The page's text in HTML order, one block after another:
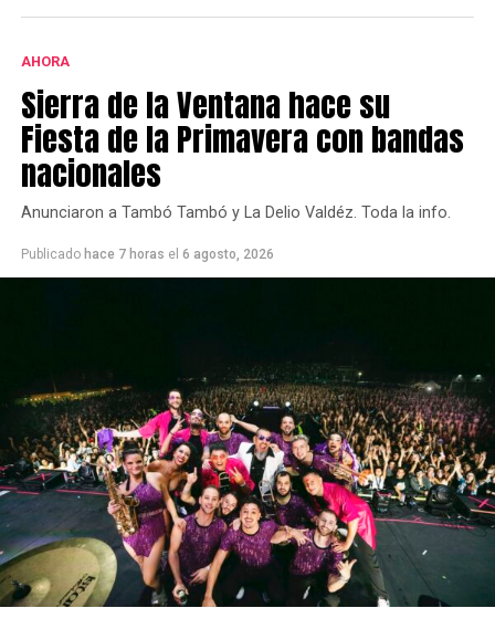
AHORA
Sierra de la Ventana hace su
Fiesta de la Primavera con bandas
nacionales
Anunciaron a Tambó Tambó y La Delio Valdéz. Toda la info.
Publicado hace 7 horas el 6 agosto, 2026